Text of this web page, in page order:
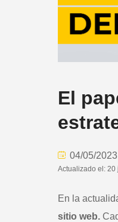
El
04/05/2023
Actualizado el: 20
En la
sitio web.